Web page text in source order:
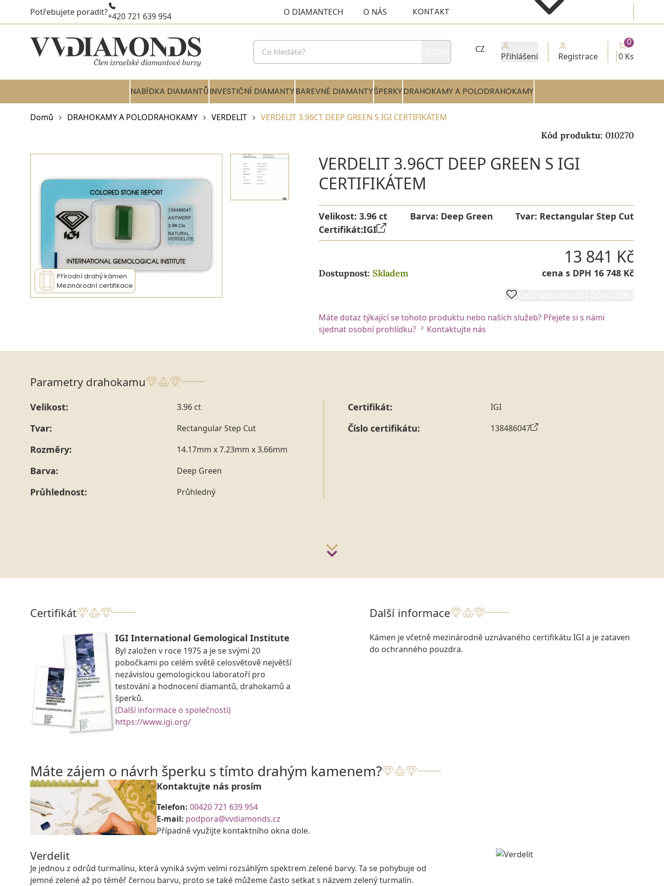
Potřebujete poradit?+420 721 639 954 O DIAMANTECH O NÁS KONTAKT
CZ
Přihlášení Registrace 0 Ks
0
NABÍDKA DIAMANTŮINVESTIČNÍ DIAMANTYBAREVNÉ DIAMANTYŠPERKYDRAHOKAMY A POLODRAHOKAMY
Domů DRAHOKAMY A POLODRAHOKAMY VERDELIT VERDELIT 3.96CT DEEP GREEN S IGI CERTIFIKÁTEM
Kód produktu: 010270
Přírodní drahý kámen
Mezinárodní certifikace
VERDELIT 3.96CT DEEP GREEN S IGI
CERTIFIKÁTEM
Velikost: 3.96 ct Barva: Deep Green Tvar: Rectangular Step Cut
Certifikát:IGI
Dostupnost: Skladem
13 841 Kč
cena s DPH 16 748 Kč
Máte dotaz týkající se tohoto produktu nebo našich služeb? Přejete si s námi
sjednat osobní prohlídku?
Kontaktujte nás
Parametry drahokamu
Velikost: 3.96 ct
Tvar: Rectangular Step Cut
Rozměry: 14.17mm x 7.23mm x 3.66mm
Barva: Deep Green
Průhlednost: Průhledný
Certifikát: IGI
Číslo certifikátu: 138486047
Certifikát
IGI International Gemological Institute
Byl založen v roce 1975 a je se svými 20
pobočkami po celém světě celosvětově největší
nezávislou gemologickou laboratoří pro
testování a hodnocení diamantů, drahokamů a
šperků.
(Další informace o společnosti)
https://www.igi.org/
Další informace
Kámen je včetně mezinárodně uznávaného certifikátu IGI a je zataven
do ochranného pouzdra.
Máte zájem o návrh šperku s tímto drahým kamenem?
Kontaktujte nás prosím
Telefon: 00420 721 639 954
E-mail: podpora@vvdiamonds.cz
Případně využijte kontaktního okna dole.
Verdelit
Je jednou z odrůd turmalínu, která vyniká svým velmi rozsáhlým spektrem zelené barvy. Ta se pohybuje od
jemné zelené až po téměř černou barvu, proto se také můžeme často setkat s názvem zelený turmalín.